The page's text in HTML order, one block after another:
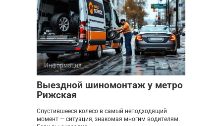
Информация 0
Выездной шиномонтаж у метро
Рижская
Спустившееся колесо в самый неподходящий
момент — ситуация, знакомая многим водителям.